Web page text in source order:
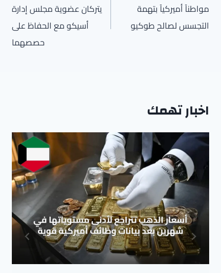
مواطناً أميركياً بتهمة
التجسس لصالح طوكيو
يتركان عضوية مجلس إدارة
أسيكو مع الحفاظ على
حصصهما
اخبار تهمك